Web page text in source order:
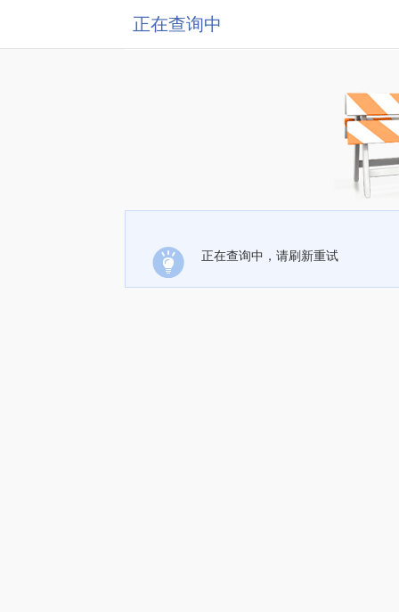
正在查询中
正在查询中，请刷新重试